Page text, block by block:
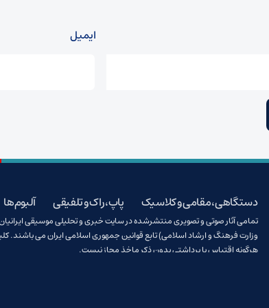
ایمیل
دستگاهی، مقامی و کلاسیک پاپ، راک و تلفیقی آلبوم‌ها
وزارت فرهنگ و ارشاد اسلامی) تابع قوانین جمهوری اسلامی ایران می باشند.
هرگونه اقتباس یا برداشتی بدون ذکر ماخذ مجاز نیست.